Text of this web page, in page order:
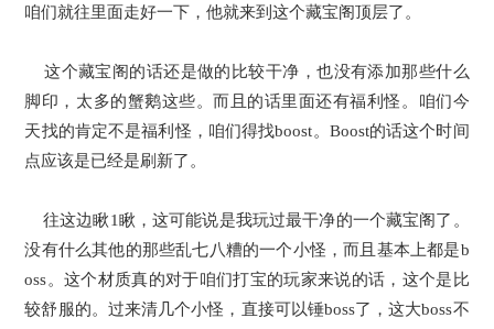
咱们就往里面走好一下，他就来到这个藏宝阁顶层了。
这个藏宝阁的话还是做的比较干净，也没有添加那些什么
脚印，太多的蟹鹅这些。而且的话里面还有福利怪。咱们今
天找的肯定不是福利怪，咱们得找boost。Boost的话这个时间
点应该是已经是刷新了。
往这边瞅1瞅，这可能说是我玩过最干净的一个藏宝阁了。
没有什么其他的那些乱七八糟的一个小怪，而且基本上都是b
oss。这个材质真的对于咱们打宝的玩家来说的话，这个是比
较舒服的。过来清几个小怪，直接可以锤boss了，这大boss不